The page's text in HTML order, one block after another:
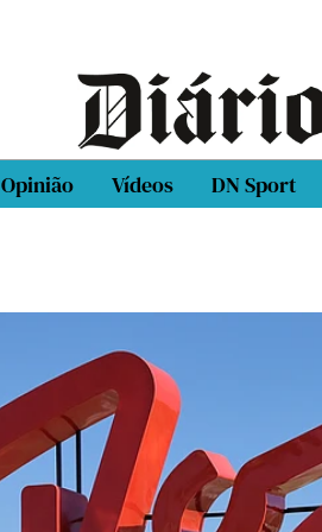
Opinião Vídeos DN Sport